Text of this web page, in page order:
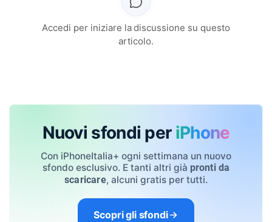
Accedi per iniziare la discussione su questo
articolo.
Nuovi sfondi per iPhone
Con iPhoneItalia+ ogni settimana un nuovo
sfondo esclusivo. E tanti altri già pronti da
scaricare, alcuni gratis per tutti.
Scopri gli sfondi